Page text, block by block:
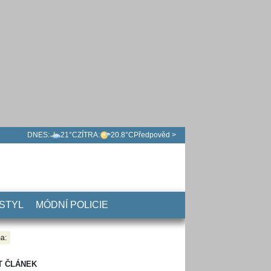
DNES: 21°CZÍTRA: 20.8°C Předpověd >
MÓDNÍ POLICIE
ČLÁNEK